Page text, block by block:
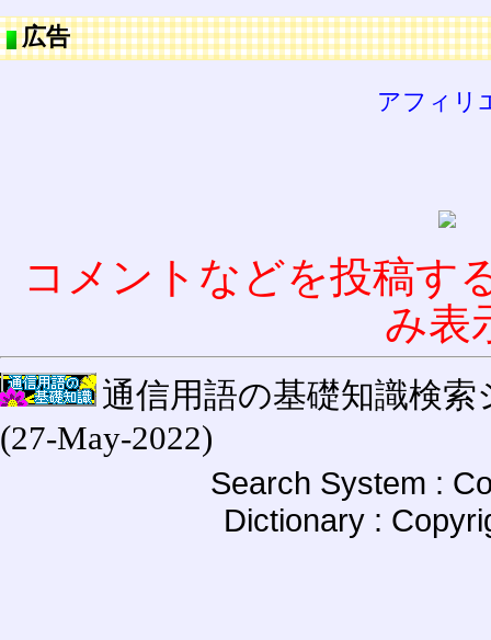
広告
アフィリ
コメントなどを投稿す
み表
通信用語の基礎知識検索
(27-May-2022)
Search System :
Dictionary :